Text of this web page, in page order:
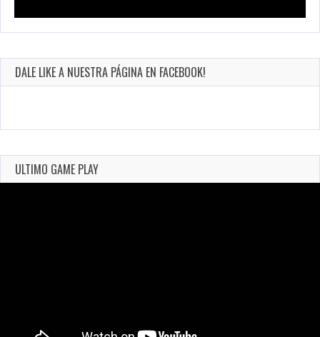
DALE LIKE A NUESTRA PÁGINA EN FACEBOOK!
ULTIMO GAME PLAY